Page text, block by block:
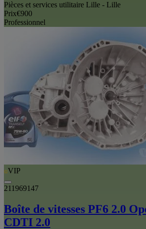
Pièces et services utilitaire Lille - Lille
Prix€900
Professionnel
VIP
211969147
Boîte de vitesses PF6 2.0
CDTI 2.0